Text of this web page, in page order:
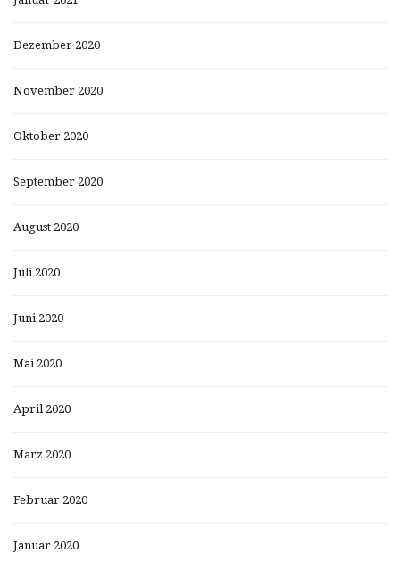
Dezember 2020
November 2020
Oktober 2020
September 2020
August 2020
Juli 2020
Juni 2020
Mai 2020
April 2020
März 2020
Februar 2020
Januar 2020